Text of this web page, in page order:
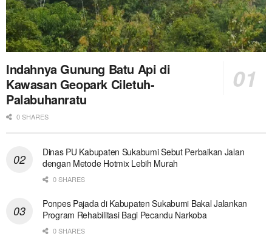
Indahnya Gunung Batu Api di
Kawasan Geopark Ciletuh-
Palabuhanratu
0 SHARES
Dinas PU Kabupaten Sukabumi Sebut Perbaikan Jalan
dengan Metode Hotmix Lebih Murah
0 SHARES
Ponpes Pajada di Kabupaten Sukabumi Bakal Jalankan
Program Rehabilitasi Bagi Pecandu Narkoba
0 SHARES